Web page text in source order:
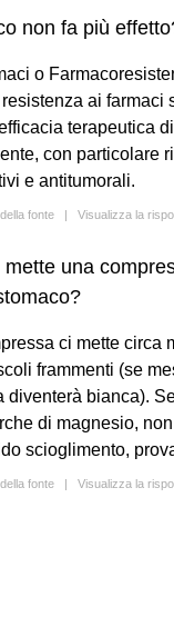
non fa più
o
ai farmaci
terapeutica
con particolare
e antitumorali.
fonte | Visualizza la
una
ci mette circa
frammenti (se
diventerà bianca).
di magnesio,
scioglimento,
fonte | Visualizza la